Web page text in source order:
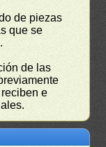
de piezas
que se
de las
e